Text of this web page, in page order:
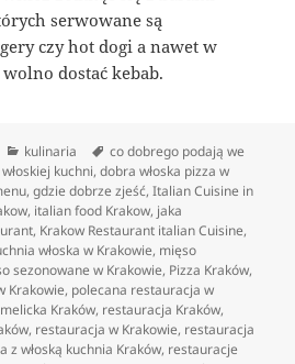
serwowane są
czy hot dogi a nawet w
dostać kebab.
Kategorie
kulinaria Tagi
co dobrego podają we
kuchni,dobra włoska pizza w
,gdzie dobrze zjeść,Italian Cuisine in
, italian food Krakow, jaka
, Krakow Restaurant italian Cuisine,
włoska w Krakowie, mięso
sezonowane w Krakowie, Pizza Kraków,
Krakowie, polecana restauracja w
Kraków, restauracja Kraków,
, restauracja w Krakowie, restauracja
z włoską kuchnia Kraków, restauracje